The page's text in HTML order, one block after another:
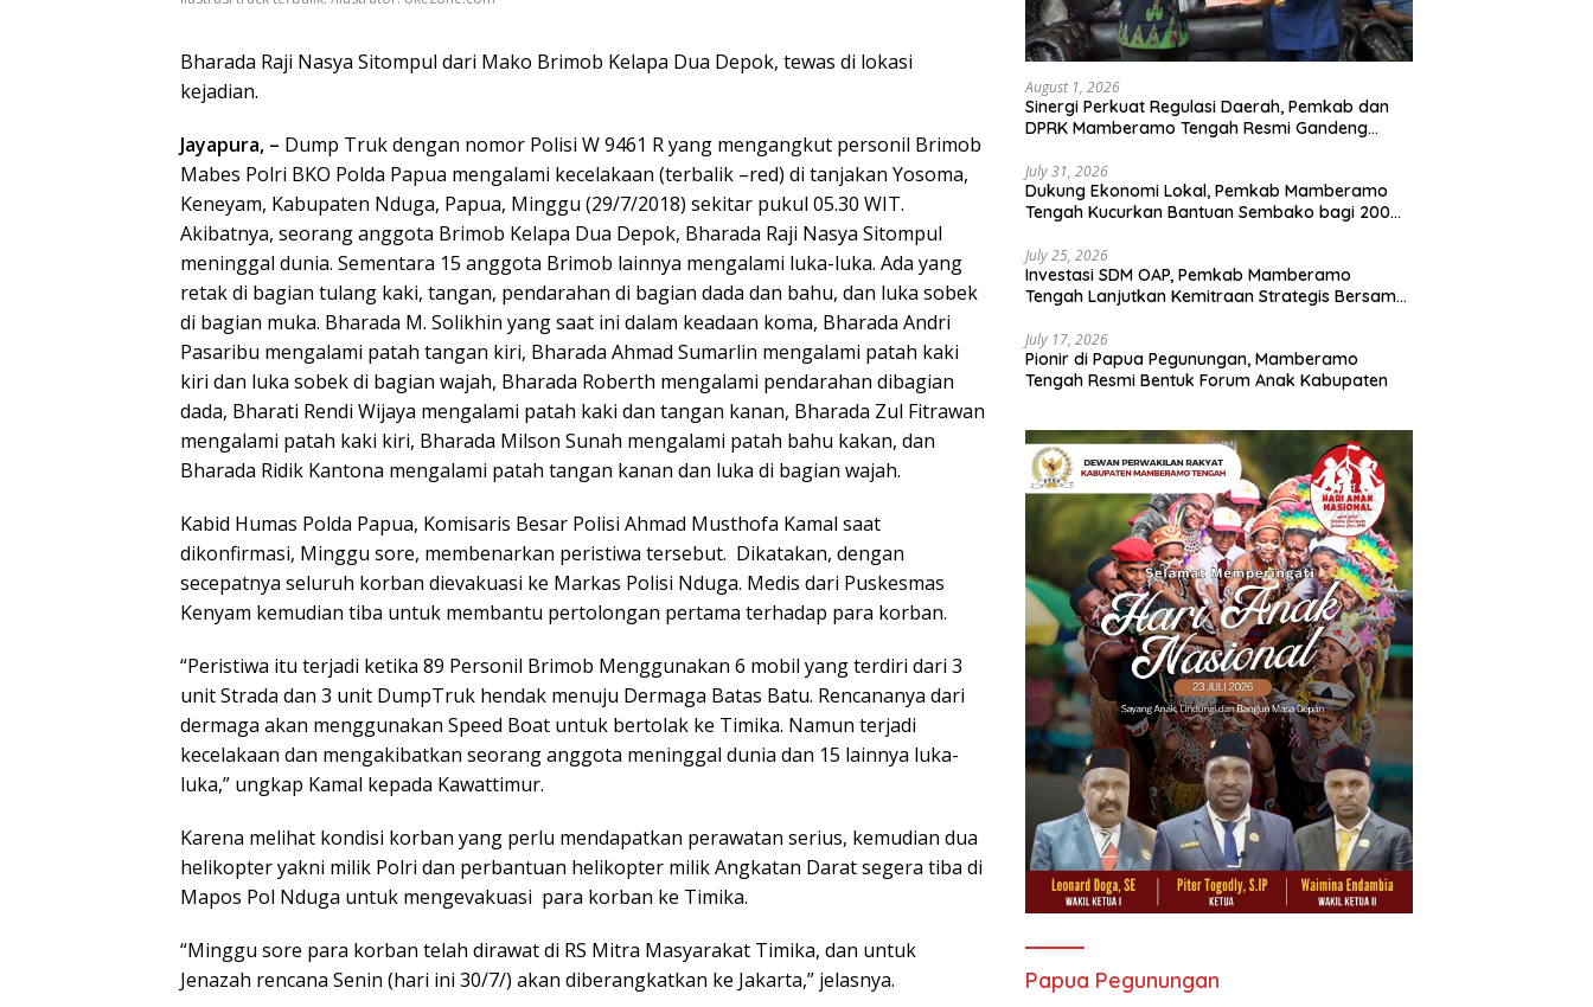
Bharada Raji Nasya Sitompul dari Mako Brimob Kelapa Dua Depok, tewas di lokasi
kejadian.
Jayapura, – Dump Truk dengan nomor Polisi W 9461 R yang mengangkut personil Brimob
Mabes Polri BKO Polda Papua mengalami kecelakaan (terbalik –red) di tanjakan Yosoma,
Keneyam, Kabupaten Nduga, Papua, Minggu (29/7/2018) sekitar pukul 05.30 WIT.
Akibatnya, seorang anggota Brimob Kelapa Dua Depok, Bharada Raji Nasya Sitompul
meninggal dunia. Sementara 15 anggota Brimob lainnya mengalami luka-luka. Ada yang
retak di bagian tulang kaki, tangan, pendarahan di bagian dada dan bahu, dan luka sobek
di bagian muka. Bharada M. Solikhin yang saat ini dalam keadaan koma, Bharada Andri
Pasaribu mengalami patah tangan kiri, Bharada Ahmad Sumarlin mengalami patah kaki
kiri dan luka sobek di bagian wajah, Bharada Roberth mengalami pendarahan dibagian
dada, Bharati Rendi Wijaya mengalami patah kaki dan tangan kanan, Bharada Zul Fitrawan
mengalami patah kaki kiri, Bharada Milson Sunah mengalami patah bahu kakan, dan
Bharada Ridik Kantona mengalami patah tangan kanan dan luka di bagian wajah.
Kabid Humas Polda Papua, Komisaris Besar Polisi Ahmad Musthofa Kamal saat
dikonfirmasi, Minggu sore, membenarkan peristiwa tersebut. Dikatakan, dengan
secepatnya seluruh korban dievakuasi ke Markas Polisi Nduga. Medis dari Puskesmas
Kenyam kemudian tiba untuk membantu pertolongan pertama terhadap para korban.
“Peristiwa itu terjadi ketika 89 Personil Brimob Menggunakan 6 mobil yang terdiri dari 3
unit Strada dan 3 unit DumpTruk hendak menuju Dermaga Batas Batu. Rencananya dari
dermaga akan menggunakan Speed Boat untuk bertolak ke Timika. Namun terjadi
kecelakaan dan mengakibatkan seorang anggota meninggal dunia dan 15 lainnya luka-
luka,” ungkap Kamal kepada Kawattimur.
Karena melihat kondisi korban yang perlu mendapatkan perawatan serius, kemudian dua
helikopter yakni milik Polri dan perbantuan helikopter milik Angkatan Darat segera tiba di
Mapos Pol Nduga untuk mengevakuasi para korban ke Timika.
“Minggu sore para korban telah dirawat di RS Mitra Masyarakat Timika, dan untuk
Jenazah rencana Senin (hari ini 30/7/) akan diberangkatkan ke Jakarta,” jelasnya.
August 1, 2026
Sinergi Perkuat Regulasi Daerah, Pemkab dan
DPRK Mamberamo Tengah Resmi Gandeng
July 31, 2026
Dukung Ekonomi Lokal, Pemkab Mamberamo
Tengah Kucurkan Bantuan Sembako bagi 200
July 25, 2026
Investasi SDM OAP, Pemkab Mamberamo
Tengah Lanjutkan Kemitraan Strategis Bersama
July 17, 2026
Pionir di Papua Pegunungan, Mamberamo
Tengah Resmi Bentuk Forum Anak Kabupaten
Papua Pegunungan